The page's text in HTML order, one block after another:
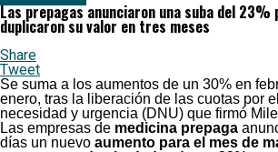
Las prepagas anunciaron una suba del 23%
duplicaron su valor en tres meses
Share
Tweet
Se suma a los aumentos de un 30% en
enero, tras la liberación de las cuotas por
necesidad y urgencia (DNU) que firmó
Las empresas de medicina prepaga
días un nuevo aumento para el mes de